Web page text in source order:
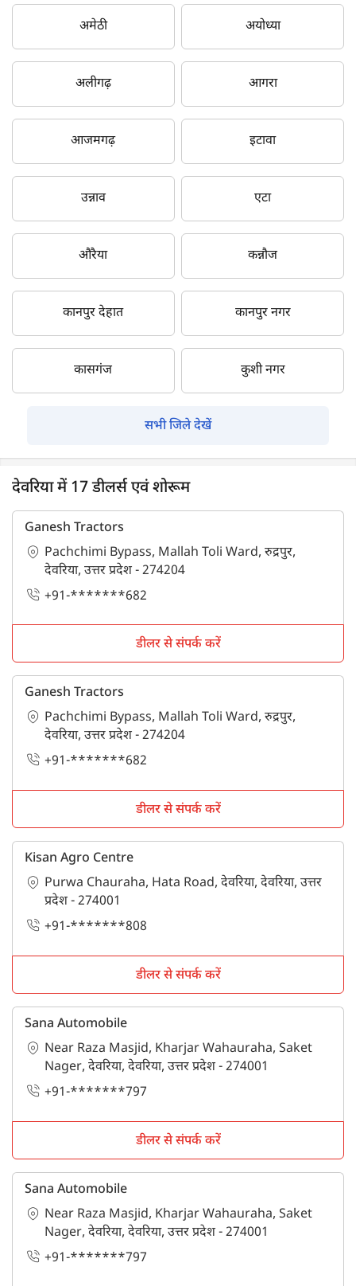
अमेठी अयोध्या
अलीगढ़ आगरा
आजमगढ़ इटावा
उन्नाव एटा
औरैया कन्नौज
कानपुर देहात कानपुर नगर
कासगंज कुशी नगर
सभी जिले देखें
देवरिया में 17 डीलर्स एवं शोरूम
Ganesh Tractors
Pachchimi Bypass, Mallah Toli Ward, रुद्रपुर,
देवरिया, उत्तर प्रदेश - 274204
+91-*******682
डीलर से संपर्क करें
Ganesh Tractors
Pachchimi Bypass, Mallah Toli Ward, रुद्रपुर,
देवरिया, उत्तर प्रदेश - 274204
+91-*******682
डीलर से संपर्क करें
Kisan Agro Centre
Purwa Chauraha, Hata Road, देवरिया, देवरिया, उत्तर
प्रदेश - 274001
+91-*******808
डीलर से संपर्क करें
Sana Automobile
Near Raza Masjid, Kharjar Wahauraha, Saket
Nager, देवरिया, देवरिया, उत्तर प्रदेश - 274001
+91-*******797
डीलर से संपर्क करें
Sana Automobile
Near Raza Masjid, Kharjar Wahauraha, Saket
Nager, देवरिया, देवरिया, उत्तर प्रदेश - 274001
+91-*******797